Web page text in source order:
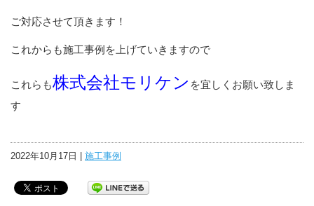
ご対応させて頂きます！
これからも施工事例を上げていきますので
これらも株式会社モリケン を宜しくお願い致しま
す
2022年10月17日 | 施工事例